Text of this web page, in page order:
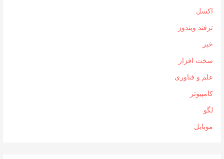
اکسل
ترفند ویندوز
خبر
سخت افزار
علم و فناوری
کامپیوتر
لگو
موبایل